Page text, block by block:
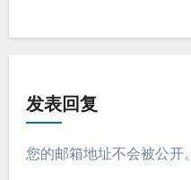
发表回复
您的邮箱地址不会被公开。